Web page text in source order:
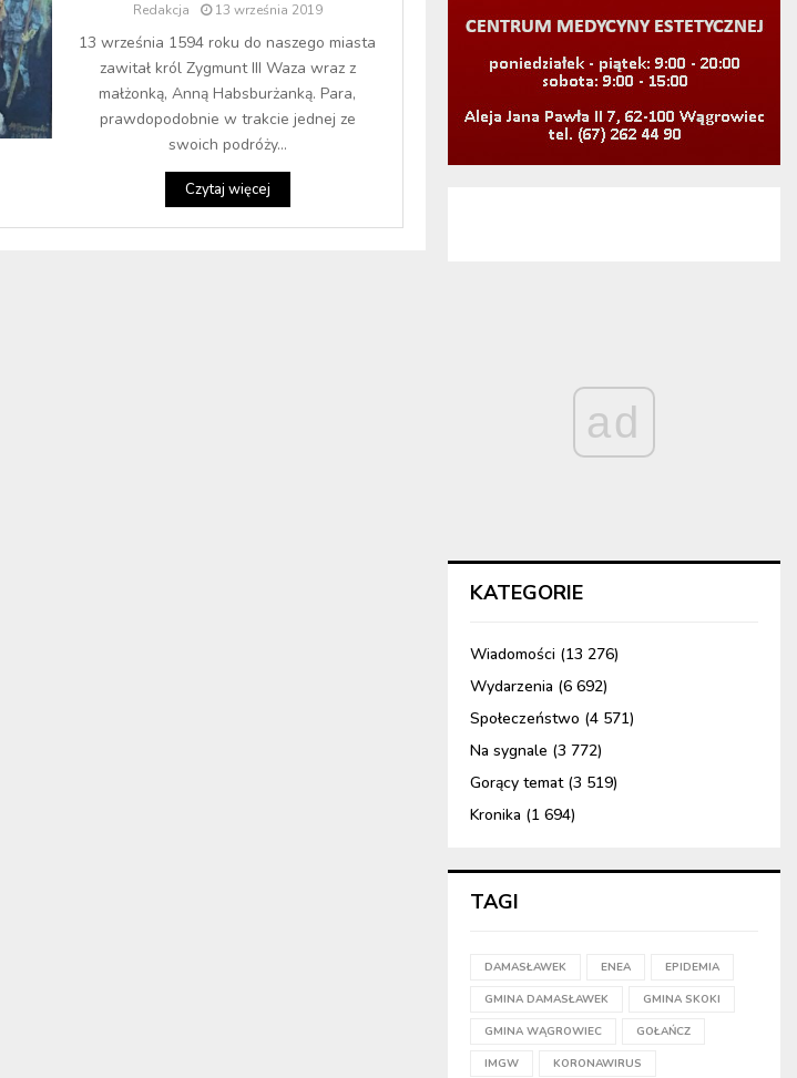
Redakcja 13 września 2019
13 września 1594 roku do naszego miasta
zawitał król Zygmunt III Waza wraz z
małżonką, Anną Habsburżanką. Para,
prawdopodobnie w trakcie jednej ze
swoich podróży...
Czytaj więcej
ad
KATEGORIE
Wiadomości (13 276)
Wydarzenia (6 692)
Społeczeństwo (4 571)
Na sygnale (3 772)
Gorący temat(3 519)
Kronika (1 694)
TAGI
DAMASŁAWEK ENEA EPIDEMIA
GMINA DAMASŁAWEK GMINA SKOKI
GMINA WĄGROWIEC GOŁAŃCZ
IMGW KORONAWIRUS